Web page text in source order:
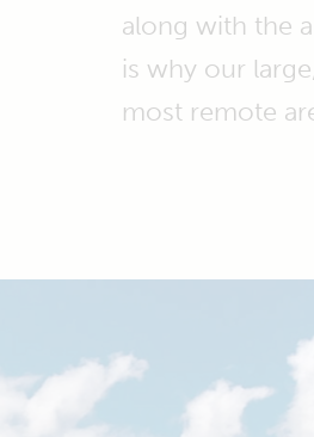
along with the
is why our
most remote